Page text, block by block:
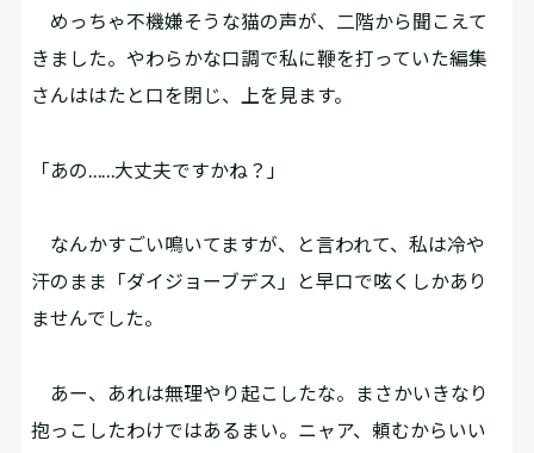
めっちゃ不機嫌そうな猫の声が、二階から聞こえて
きました。やわらかな口調で私に鞭を打っていた編集
さんははたと口を閉じ、上を見ます。
「あの……大丈夫ですかね？」
なんかすごい鳴いてますが、と言われて、私は冷や
汗のまま「ダイジョーブデス」と早口で呟くしかあり
ませんでした。
あー、あれは無理やり起こしたな。まさかいきなり
抱っこしたわけではあるまい。ニャア、頼むからいい